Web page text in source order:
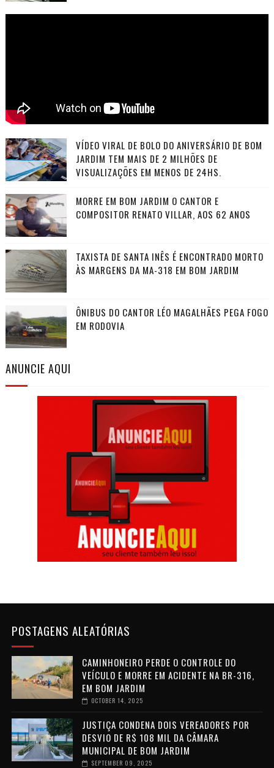
VÍDEO VIRAL DE BOLO DO ANIVERSÁRIO DE BOM
JARDIM TEM MAIS DE 2 MILHÕES DE
VISUALIZAÇÕES EM MENOS DE 24HS.
MORRE EM BOM JARDIM O CANTOR E
COMPOSITOR RENATO VILLAR, AOS 62 ANOS
TAXISTA DE SANTA INÊS É ENCONTRADO MORTO
ÀS MARGENS DA MA-318 EM BOM JARDIM
ÔNIBUS DO CANTOR LÉO MAGALHÃES PEGA FOGO
EM RODOVIA
ANUNCIE AQUI
POSTAGENS ALEATÓRIAS
CAMINHONEIRO PERDE O CONTROLE DO
VEÍCULO E MORRE EM ACIDENTE NA BR-316,
EM BOM JARDIM
OCTOBER 14, 2025
JUSTIÇA CONDENA DOIS VEREADORES POR
DESVIO DE R$ 108 MIL DA CÂMARA
MUNICIPAL DE BOM JARDIM
SEPTEMBER 09, 2025